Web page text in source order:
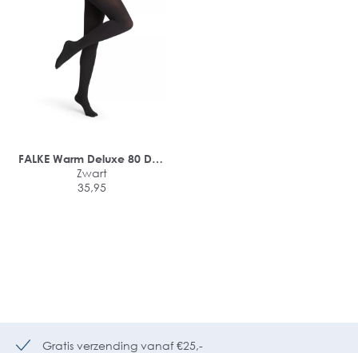
FALKE Warm Deluxe 80 DEN
dames panty
Zwart
35,95
Gratis verzending vanaf €25,-